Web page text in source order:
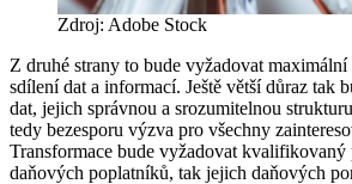
Zdroj: Adobe Stock
Z druhé strany to bude vyžadovat maximální
sdílení dat a informací. Ještě větší důraz tak
dat, jejich správnou a srozumitelnou
tedy bezesporu výzva pro všechny
Transformace bude vyžadovat kvalifikovaný
daňových poplatníků, tak jejich daňových